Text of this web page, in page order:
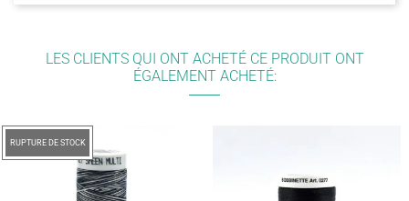
LES CLIENTS QUI ONT ACHETÉ CE PRODUIT ONT
ÉGALEMENT ACHETÉ:
RUPTURE DE STOCK